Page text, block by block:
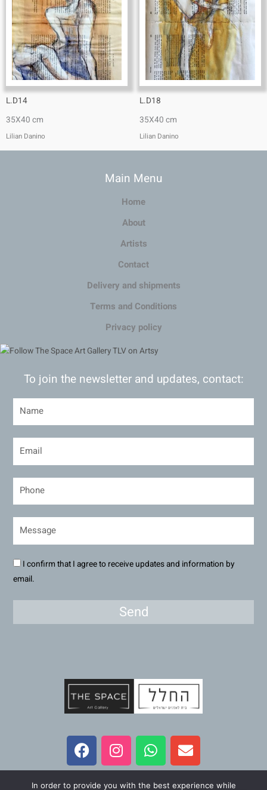
L.D14
35X40 cm
Lilian Danino
L.D18
35X40 cm
Lilian Danino
Main Menu
Home
About
Artists
Contact
Delivery and shipments
Terms and Conditions
Privacy policy
To join the newsletter and updates, contact:
I confirm that I agree to receive updates and information by
email.
Send
F
a
c
e
I
n
s
t
W
h
a
t
E
n
v
e
In order to provide you with the best experience while